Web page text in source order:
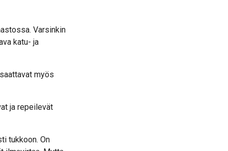
Varsinkin
katu- ja
myös
ja repeilevät
tukkoon. On